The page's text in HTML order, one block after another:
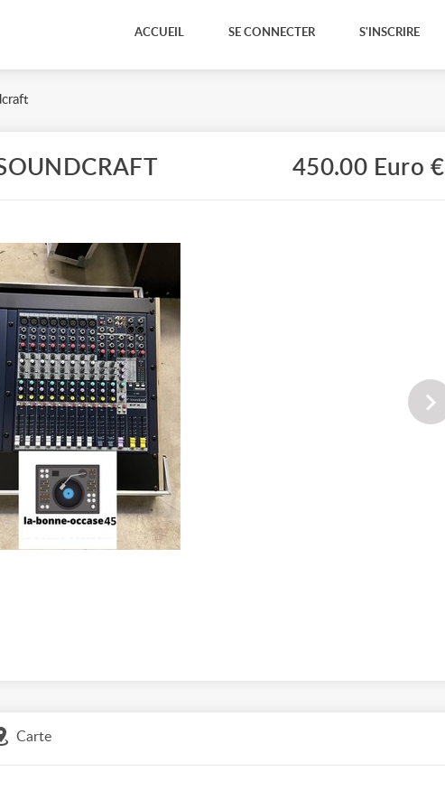
ACCUEIL SE CONNECTER S'INSCRIRE
450.00 Euro €
Carte